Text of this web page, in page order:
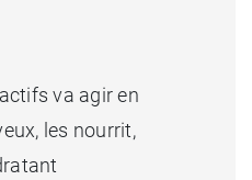
va agir en
les nourrit,